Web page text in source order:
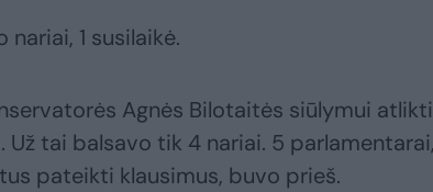
1 susilaikė.
Agnės Bilotaitės siūlymui atlikti
tai balsavo tik 4 nariai. 5
pateikti klausimus, buvo prieš.